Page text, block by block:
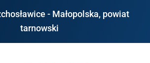
- Małopolska, powiat
tarnowski